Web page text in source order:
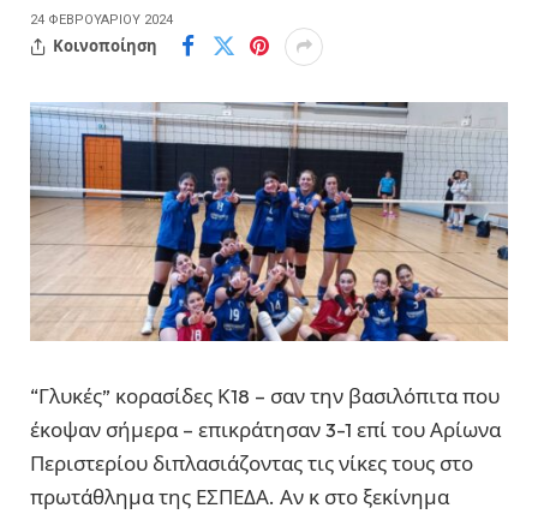
24 ΦΕΒΡΟΥΑΡΊΟΥ 2024
Κοινοποίηση
“Γλυκές” κορασίδες Κ18 – σαν την βασιλόπιτα που
έκοψαν σήμερα – επικράτησαν 3-1 επί του Αρίωνα
Περιστερίου διπλασιάζοντας τις νίκες τους στο
πρωτάθλημα της ΕΣΠΕΔΑ. Αν κ στο ξεκίνημα